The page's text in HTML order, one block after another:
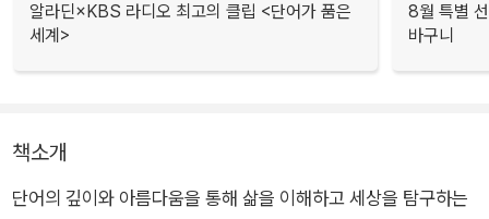
알라딘×KBS 라디오 최고의 클립 <단어가 품은
세계>
8월 특별
바구니
책소개
단어의 깊이와 아름다움을 통해 삶을 이해하고 세상을 탐구하는